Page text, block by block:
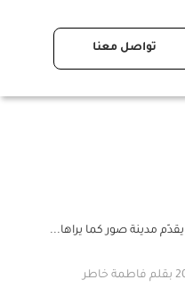
تواصل معنا
مدينة صور كما يراها...